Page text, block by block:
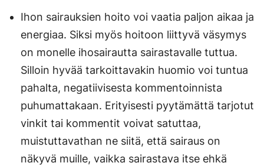
Ihon sairauksien hoito voi vaatia paljon aikaa ja
energiaa. Siksi myös hoitoon liittyvä väsymys
on monelle ihosairautta sairastavalle tuttua.
Silloin hyvää tarkoittavakin huomio voi tuntua
pahalta, negatiivisesta kommentoinnista
puhumattakaan. Erityisesti pyytämättä tarjotut
vinkit tai kommentit voivat satuttaa,
muistuttavathan ne siitä, että sairaus on
näkyvä muille, vaikka sairastava itse ehkä